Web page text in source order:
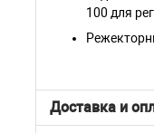
100 для
сигнала
Доставка и